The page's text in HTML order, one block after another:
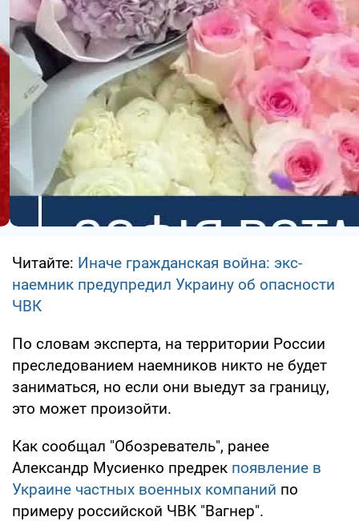
Читайте: Иначе гражданская война: экс-
наемник предупредил Украину об опасности
ЧВК
По словам эксперта, на территории России
преследованием наемников никто не будет
заниматься, но если они выедут за границу,
это может произойти.
Как сообщал "Обозреватель", ранее
Александр Мусиенко предрек появление в
Украине частных военных компаний по
примеру российской ЧВК "Вагнер".